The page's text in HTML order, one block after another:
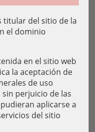
titular del sitio de la
el dominio
en el sitio web
la aceptación de
de uso
sin perjuicio de las
aplicarse a
del sitio